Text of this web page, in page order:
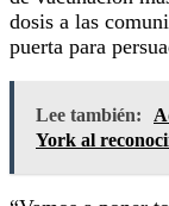
dosis a las
puerta para
Lee también:
York al